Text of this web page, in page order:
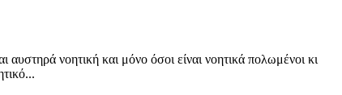
νοητική και μόνο όσοι είναι νοητικά πολωμένοι κι